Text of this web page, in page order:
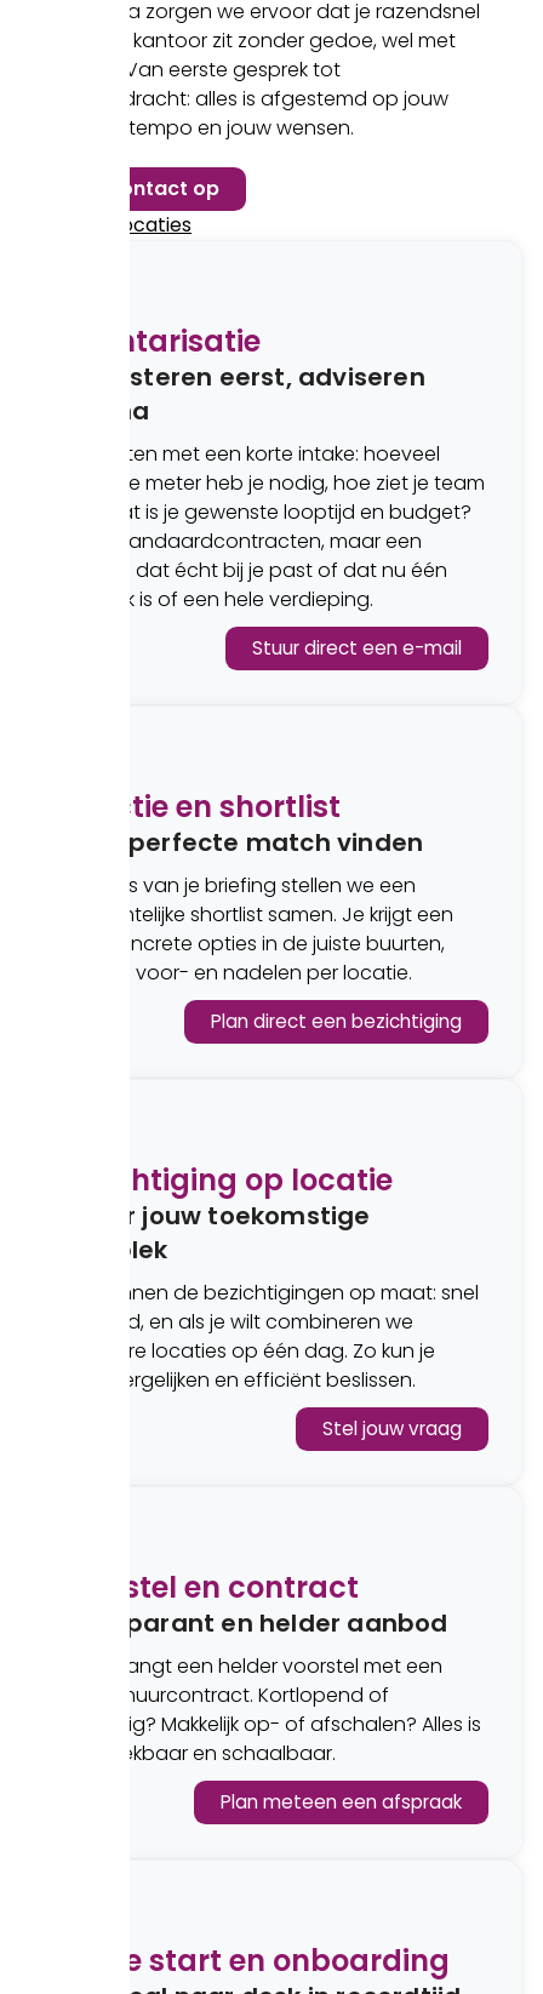
Bij Synderella zorgen we ervoor dat je razendsnel
in je nieuwe kantoor zit zonder gedoe, wel met
aandacht. Van eerste gesprek tot
sleuteloverdracht: alles is afgestemd op jouw
team, jouw tempo en jouw wensen.
Neem contact op
Bekijk alle locaties
Inventarisatie
We luisteren eerst, adviseren
daarna
We starten met een korte intake: hoeveel
vierkante meter heb je nodig, hoe ziet je team
eruit, wat is je gewenste looptijd en budget?
Geen standaardcontracten, maar een
voorstel dat écht bij je past of dat nu één
werkplek is of een hele verdieping.
Stuur direct een e-mail
Selectie en shortlist
Jouw perfecte match vinden
Op basis van je briefing stellen we een
overzichtelijke shortlist samen. Je krijgt een
paar concrete opties in de juiste buurten,
inclusief voor- en nadelen per locatie.
Plan direct een bezichtiging
Bezichtiging op locatie
Ervaar jouw toekomstige
werkplek
We plannen de bezichtigingen op maat: snel
geregeld, en als je wilt combineren we
meerdere locaties op één dag. Zo kun je
goed vergelijken en efficiënt beslissen.
Stel jouw vraag
Voorstel en contract
Transparant en helder aanbod
Je ontvangt een helder voorstel met een
flexibel huurcontract. Kortlopend of
langdurig? Makkelijk op- of afschalen? Alles is
bespreekbaar en schaalbaar.
Plan meteen een afspraak
Snelle start en onboarding